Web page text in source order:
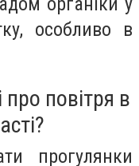
особливо в
повітря в
прогулянки